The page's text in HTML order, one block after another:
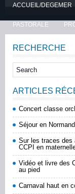
ACCUEIL/DEGEMER
PASTORALE
RECHERCHE
ARTICLES
Concert classe
Séjour en
Sur les traces des
CCPI en
Vidéo et livre des
au pied
Carnaval haut en